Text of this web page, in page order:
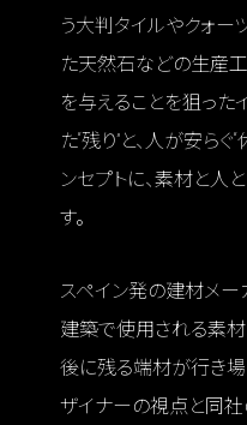
う大判タイルやクォー
た天然石などの生産
を与えることを狙った
た“残り”と、人が安らぐ
ンセプトに、素材と人
す。
スペイン発の建材メ
建築で使用される素材
後に残る端材が行き
ザイナーの視点と同社